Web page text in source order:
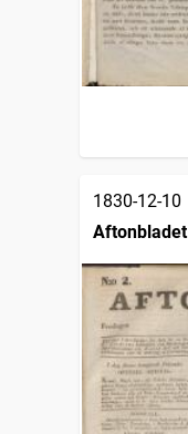
1830-12-10
Aftonbladet